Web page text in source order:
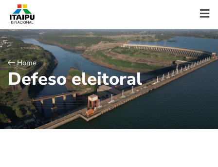
Home
Defeso eleitoral